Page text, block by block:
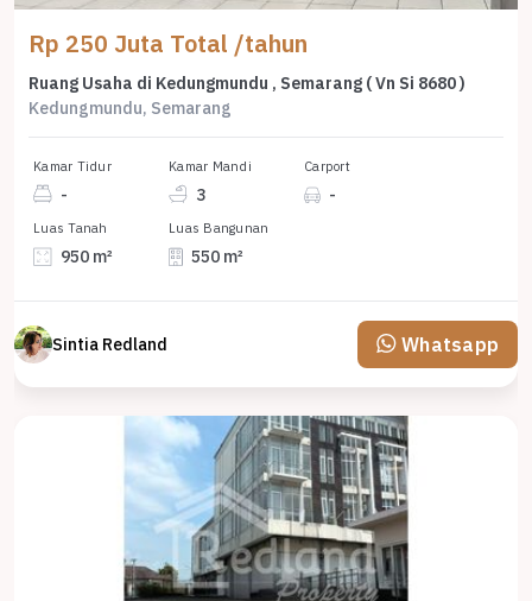
Rp 250 Juta Total /tahun
Ruang Usaha di Kedungmundu , Semarang ( Vn Si 8680 )
Kedungmundu, Semarang
Kamar Tidur
-
Kamar Mandi
3
Carport
-
Luas Tanah
950 m²
Luas Bangunan
550 m²
Sintia Redland Whatsapp